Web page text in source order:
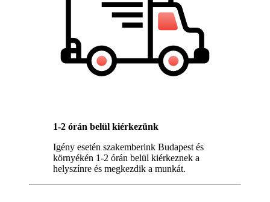
1-2 órán belül kiérkezünk
Igény esetén szakemberink Budapest és
környékén 1-2 órán belül kiérkeznek a
helyszínre és megkezdik a munkát.